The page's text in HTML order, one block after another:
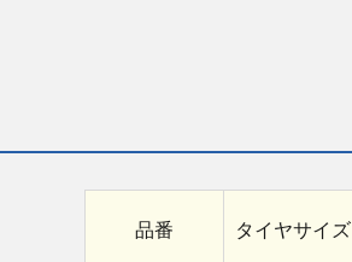
品番 タイヤサイズ